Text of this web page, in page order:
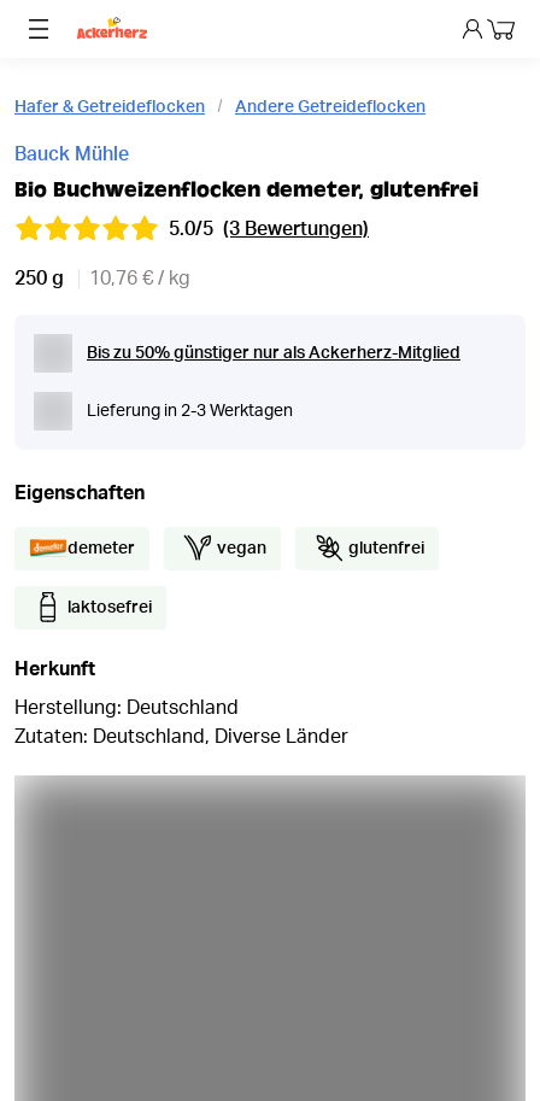
Dein
Hafer & Getreideflocken Andere Getreideflocken
Bauck Mühle
Bio Buchweizenflocken demeter, glutenfrei
5.0/5 (3 Bewertungen)
250 g 10,76 € / kg
Bis zu 50% günstiger nur als Ackerherz-Mitglied
Lieferung in 2-3 Werktagen
Eigenschaften
demeter vegan glutenfrei
laktosefrei
Herkunft
Herstellung: Deutschland
Zutaten: Deutschland, Diverse Länder